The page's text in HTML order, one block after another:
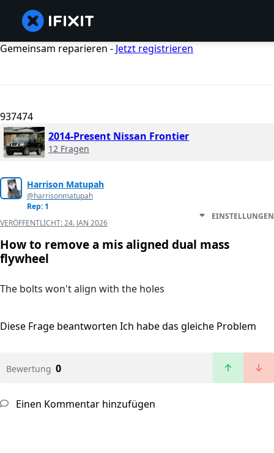
Gemeinsam reparieren - Jetzt registrieren
937474
2014-Present Nissan Frontier
12 Fragen
Harrison Matupah
@harrisonmatupah
Rep: 1
VERÖFFENTLICHT:24. JAN 2026
EINSTELLUNGEN
How to remove a mis aligned dual mass
flywheel
The bolts won't align with the holes
Diese Frage beantworten Ich habe das gleiche Problem
Bewertung 0
Einen Kommentar hinzufügen